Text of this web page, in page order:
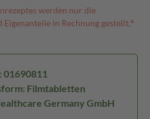
werden nur die
in Rechnung gestellt.⁴
01690811
Filmtabletten
Germany GmbH